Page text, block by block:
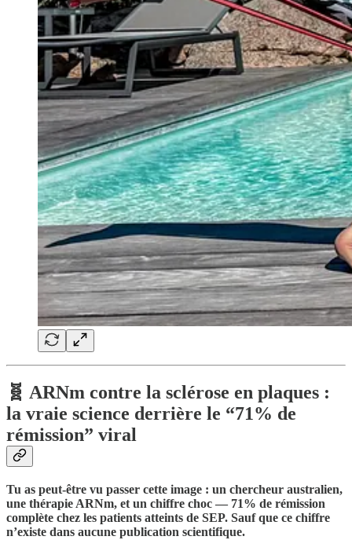
🧬 ARNm contre la sclérose en plaques :
la vraie science derrière le “71% de
rémission” viral
Tu as peut-être vu passer cette image : un chercheur australien,
une thérapie ARNm, et un chiffre choc — 71% de rémission
complète chez les patients atteints de SEP. Sauf que ce chiffre
n’existe dans aucune publication scientifique.